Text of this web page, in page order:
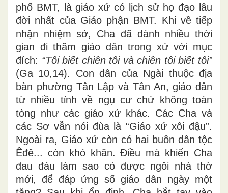
phố BMT, là giáo xứ có lịch sử họ đạo lâu
đời nhất của Giáo phận BMT. Khi về tiếp
nhận nhiệm sở, Cha đã dành nhiều thời
gian đi thăm giáo dân trong xứ với mục
đích: “Tôi biết chiên tôi và chiên tôi biết tôi”
(Ga 10,14). Con dân của Ngài thuộc địa
bàn phường Tân Lập và Tân An, giáo dân
từ nhiều tỉnh về ngụ cư chứ không toàn
tòng như các giáo xứ khác. Các Cha và
các Sơ vẫn nói đùa là “Giáo xứ xôi đậu”.
Ngoài ra, Giáo xứ còn có hai buôn dân tộc
Êđê... còn khó khăn. Điều mà khiến Cha
đau đáu làm sao có được ngôi nhà thờ
mới, để đáp ứng số giáo dân ngày một